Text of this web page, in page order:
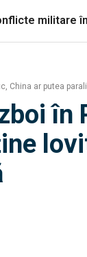
militare
China ar putea
în